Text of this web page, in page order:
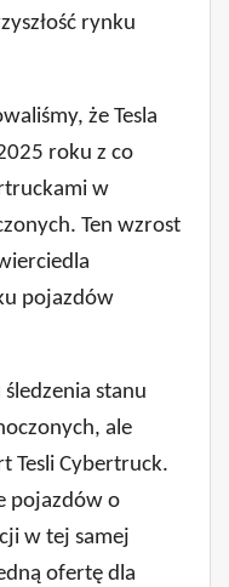
rynku
że Tesla
roku z co
w
Ten wzrost
pojazdów
stanu
ale
Tesli Cybertruck.
pojazdów o
w tej samej
ofertę dla